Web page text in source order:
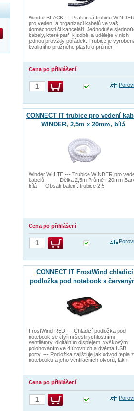
Winder BLACK --- Praktická trubice WINDER
pro vedení a organizaci kabelů ve vaší
domácnosti či kanceláři. Jednoduše
kabely, které patří k sobě, a udělejte v nich
jednou provždy pořádek. Trubice je
kvalitního pružného plastu o průměr
Cena po přihlášení
CONNECT IT trubice pro vedení
WINDER, 2,5m x 20mm, bílá
Winder WHITE --- Trubice WINDER pro
kabelů --- --- Délka 2,5m Průměr: 20mm
bílá --- Obsah balení: trubice 2,5
Cena po přihlášení
CONNECT IT FrostWind chladicí
podložka pod notebook s
FrostWind RED --- Chladicí podložka pod
notebook se čtyřmi šestirychlostními
ventilátory, digitálním displejem, výškovým
polohováním ve 4 úrovních a dvěma USB
porty. --- Podložka zajišťuje jak odvod tepla z
notebooku a jeho ventilačních otvorů, tak i
Cena po přihlášení